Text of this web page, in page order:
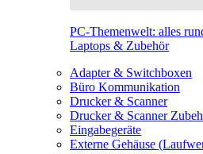
PC-Themenwelt: alles
Laptops & Zubehör
Adapter & Switchboxen
Büro Kommunikation
Drucker & Scanner
Drucker & Scanner
Eingabegeräte
Externe Gehäuse